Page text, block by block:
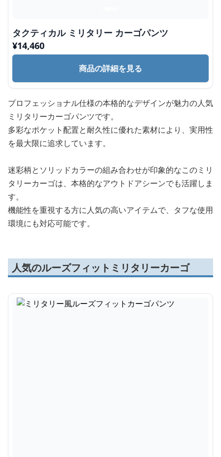
タクティカル ミリタリー カーゴパンツ
¥14,460
商品の詳細を見る
プロフェッショナル仕様の本格的なデザインが魅力の人気
ミリタリーカーゴパンツです。
多彩なポケット配置と耐久性に優れた素材により、実用性
を最大限に追求しています。
迷彩柄とソリッドカラーの組み合わせが印象的なこのミリ
タリーカーゴは、本格的なアウトドアシーンでも活躍しま
す。
機能性を重視する方に人気の高いアイテムで、タフな使用
環境にも対応可能です。
人気のルーズフィットミリタリーカーゴ